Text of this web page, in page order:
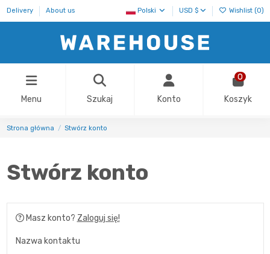
Delivery About us Polski USD $ Wishlist (0)
Menu Szukaj Konto
0
Koszyk
Strona główna Stwórz konto
Stwórz konto
Masz konto? Zaloguj się!
Nazwa kontaktu